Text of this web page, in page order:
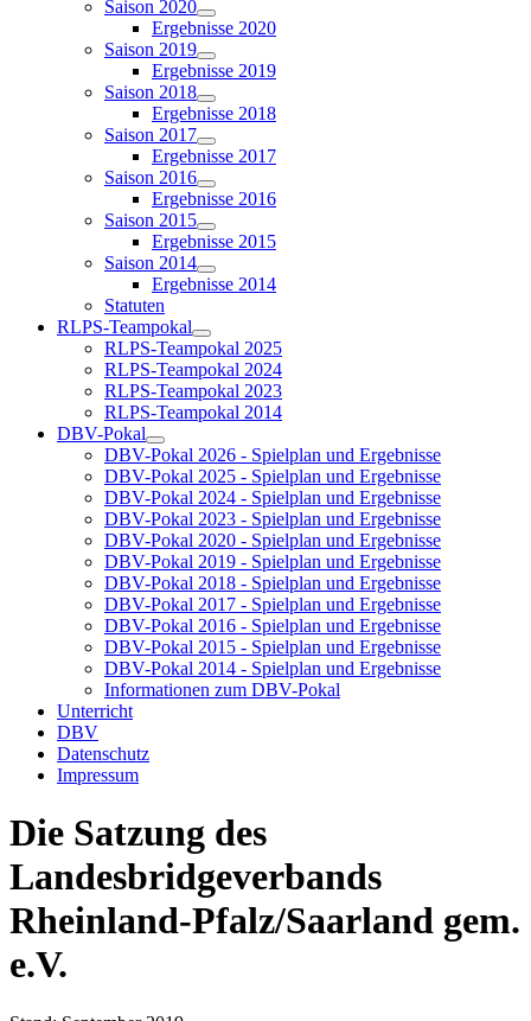
Saison 2020
Ergebnisse 2020
Saison 2019
Ergebnisse 2019
Saison 2018
Ergebnisse 2018
Saison 2017
Ergebnisse 2017
Saison 2016
Ergebnisse 2016
Saison 2015
Ergebnisse 2015
Saison 2014
Ergebnisse 2014
Statuten
RLPS-Teampokal
RLPS-Teampokal 2025
RLPS-Teampokal 2024
RLPS-Teampokal 2023
RLPS-Teampokal 2014
DBV-Pokal
DBV-Pokal 2026 - Spielplan und Ergebnisse
DBV-Pokal 2025 - Spielplan und Ergebnisse
DBV-Pokal 2024 - Spielplan und Ergebnisse
DBV-Pokal 2023 - Spielplan und Ergebnisse
DBV-Pokal 2020 - Spielplan und Ergebnisse
DBV-Pokal 2019 - Spielplan und Ergebnisse
DBV-Pokal 2018 - Spielplan und Ergebnisse
DBV-Pokal 2017 - Spielplan und Ergebnisse
DBV-Pokal 2016 - Spielplan und Ergebnisse
DBV-Pokal 2015 - Spielplan und Ergebnisse
DBV-Pokal 2014 - Spielplan und Ergebnisse
Informationen zum DBV-Pokal
Unterricht
DBV
Datenschutz
Impressum
Die Satzung des
Landesbridgeverbands
Rheinland-Pfalz/Saarland gem.
e.V.